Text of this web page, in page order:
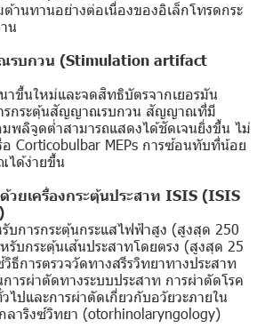
านทานอย่างต่อเนื่องของอิเล็กโทรดกระ
น
รบกวน (Stimulation artifact
ขึ้นใหม่และจดสิทธิบัตรจากเยอรมัน
รกระตุ้นสัญญาณรบกวน สัญญาณที่มี
พลิจูดต่ำสามารถแสดงได้ชัดเจนยิ่งขึ้น ไม่
อ Corticobulbar MEPs การซ้อนทับที่น้อย
ได้ง่ายขึ้น
ยเครื่องกระตุ้นประสาท ISIS (ISIS
บการกระตุ้นกระแสไฟฟ้าสูง (สูงสุด 250
รับกระตุ้นเส้นประสาทโดยตรง (สูงสุด 25
ธีการตรวจวัดทางสรีรวิทยาทางประสาท
ารผ่าตัดทางระบบประสาท การผ่าตัดโรค
ปและการผ่าตัดเกี่ยวกับอวัยวะภายใน
ลาริงซ์วิทยา (otorhinolaryngology)